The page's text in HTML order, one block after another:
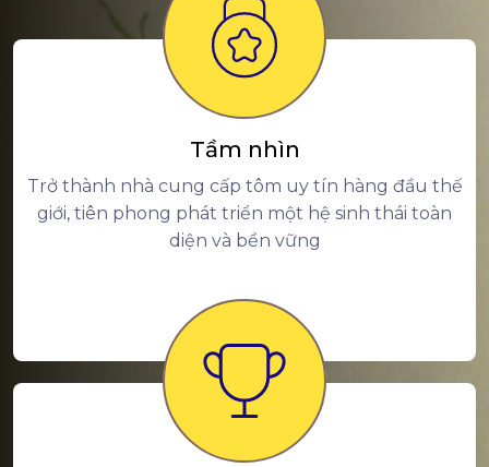
Tầm nhìn
Trở thành nhà cung cấp tôm uy tín hàng đầu thế
giới, tiên phong phát triển một hệ sinh thái toàn
diện và bền vững